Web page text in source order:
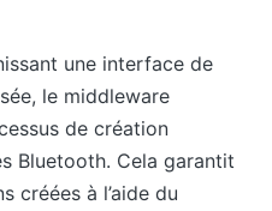
une interface de
le middleware
de création
Bluetooth. Cela garantit
créées à l’aide du